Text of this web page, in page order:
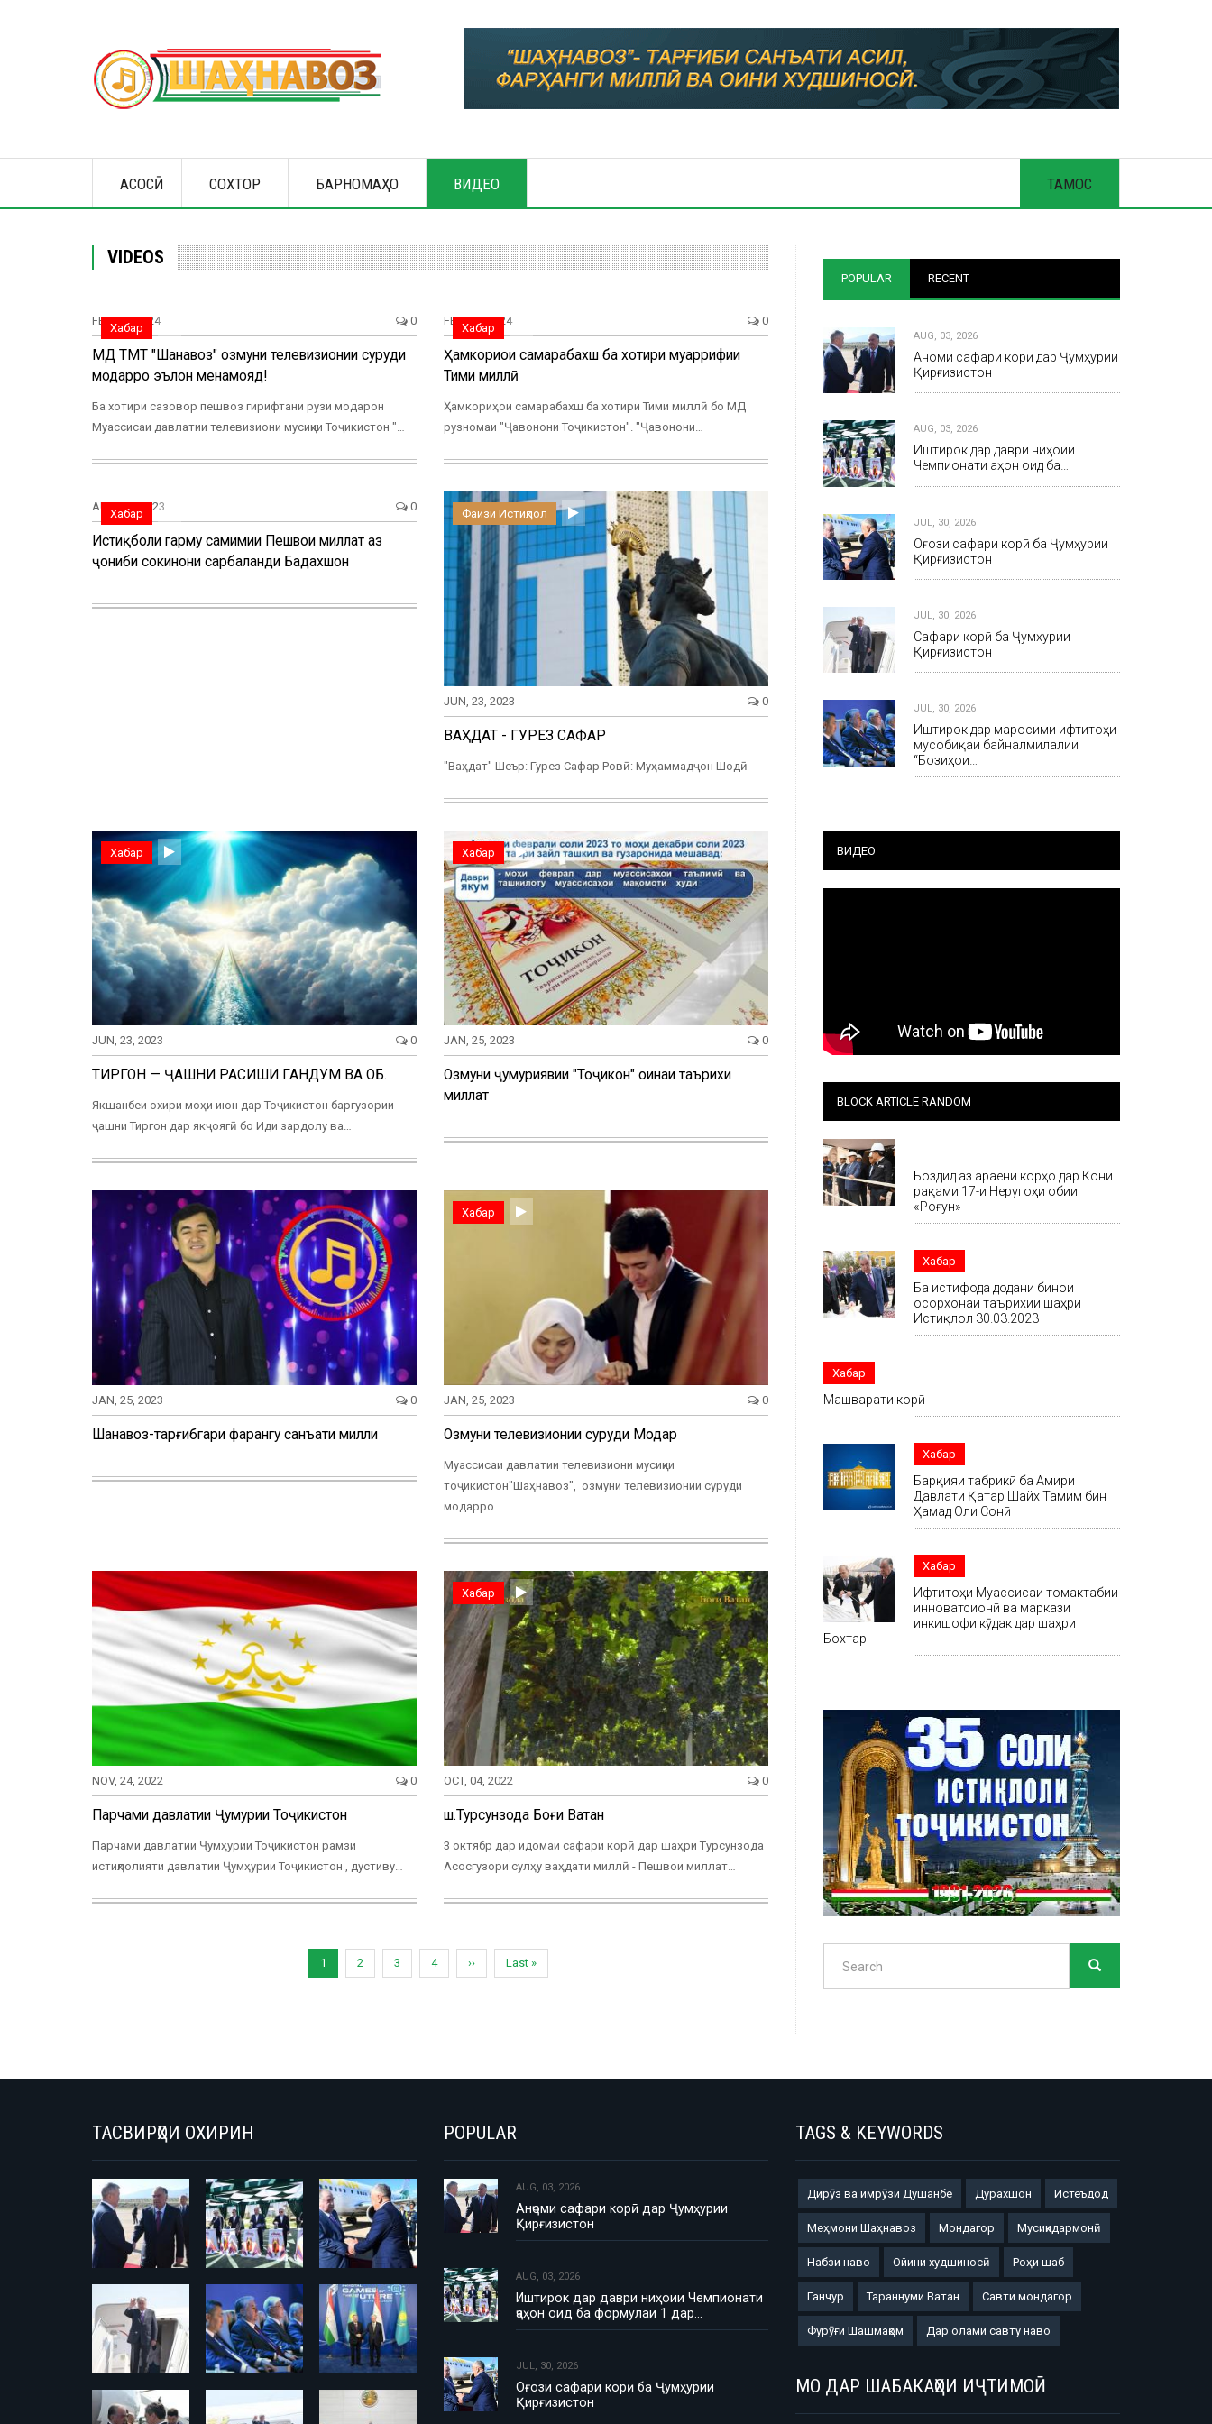
navigation
АСОСӢ СОХТОР БАРНОМАҲО ВИДЕО ТАМОС
VIDEOS
Хабар
FEB, 02, 2024 0
МД ТМТ "Шаҳнавоз" озмуни телевизионии суруди
модарро эълон менамояд!
Ба хотири сазовор пешвоз гирифтани рузи модарон
Муассисаи давлатии телевизиони мусиқии Тоҷикистон "…
Хабар
FEB, 02, 2024 0
Ҳамкориҳои самарабахш ба хотири муаррифии
Тими миллӣ
Ҳамкориҳои самарабахш ба хотири Тими миллӣ бо МД
рузномаи "Ҷавонони Тоҷикистон". "Ҷавонони…
Хабар
AUG, 22, 2023 0
Истиқболи гарму самимии Пешвои миллат аз
ҷониби сокинони сарбаланди Бадахшон
Файзи Истиқлол
JUN, 23, 2023 0
ВАҲДАТ - ГУРЕЗ САФАР
"Ваҳдат" Шеър: Гурез Сафар Ровӣ: Муҳаммадҷон Шодӣ
Хабар
JUN, 23, 2023 0
ТИРГОН — ҶАШНИ РАСИШИ ГАНДУМ ВА ОБ.
Якшанбеи охири моҳи июн дар Тоҷикистон баргузории
ҷашни Тиргон дар якҷоягӣ бо Иди зардолу ва…
Хабар
JAN, 25, 2023 0
Озмуни ҷумҳуриявии "Тоҷикон" оинаи таърихи
миллат
JAN, 25, 2023 0
Шаҳнавоз-тарғибгари фарҳангу санъати милли
Хабар
JAN, 25, 2023 0
Озмуни телевизионии суруди Модар
Муассисаи давлатии телевизиони мусиқии
тоҷикистон"Шаҳнавоз", озмуни телевизионии суруди
модарро…
NOV, 24, 2022 0
Парчами давлатии Ҷумҳурии Тоҷикистон
Парчами давлатии Ҷумҳурии Тоҷикистон рамзи
истиқлолияти давлатии Ҷумҳурии Тоҷикистон , дустиву…
Хабар
OCT, 04, 2022 0
ш.Турсунзода Боғи Ватан
3 октябр дар идомаи сафари корӣ дар шаҳри Турсунзода
Асосгузори сулҳу ваҳдати миллӣ - Пешвои миллат…
Current
page
1 Page
2 Page
3 Page
4
Next
page
››
Last
page
Last »
POPULAR RECENT
AUG, 03, 2026
Анҷоми сафари корӣ дар Ҷумҳурии
Қирғизистон
AUG, 03, 2026
Иштирок дар даври ниҳоии
Чемпионати ҷаҳон оид ба…
JUL, 30, 2026
Оғози сафари корӣ ба Ҷумҳурии
Қирғизистон
JUL, 30, 2026
Сафари корӣ ба Ҷумҳурии
Қирғизистон
JUL, 30, 2026
Иштирок дар маросими ифтитоҳи
мусобиқаи байналмилалии
“Бозиҳои…
ВИДЕО
BLOCK ARTICLE RANDOM
Боздид аз ҷараёни корҳо дар Кони
рақами 17-и Неругоҳи обии
«Роғун»
Хабар
Ба истифода додани бинои
осорхонаи таърихии шаҳри
Истиқлол 30.03.2023
Хабар
Машварати корӣ
Хабар
Барқияи табрикӣ ба Амири
Давлати Қатар Шайх Тамим бин
Ҳамад Оли Сонӣ
Хабар
Ифтитоҳи Муассисаи томактабии
инноватсионӣ ва маркази
инкишофи кӯдак дар шаҳри
Бохтар
Search SEARCH
ТАСВИРҲОИ ОХИРИН POPULAR
AUG, 03, 2026
Анҷоми сафари корӣ дар Ҷумҳурии
Қирғизистон
AUG, 03, 2026
Иштирок дар даври ниҳоии Чемпионати
ҷаҳон оид ба формулаи 1 дар…
JUL, 30, 2026
Оғози сафари корӣ ба Ҷумҳурии
Қирғизистон
TAGS & KEYWORDS
Дирӯз ва имрӯзи Душанбе Дурахшон Истеъдод
Меҳмони Шаҳнавоз Мондагор Мусиқидармонӣ
Набзи наво Ойини худшиносӣ Роҳи шаб
Ганчур Тараннуми Ватан Савти мондагор
Фурӯғи Шашмақом Дар олами савту наво
МО ДАР ШАБАКАҲОИ ИҶТИМОӢ